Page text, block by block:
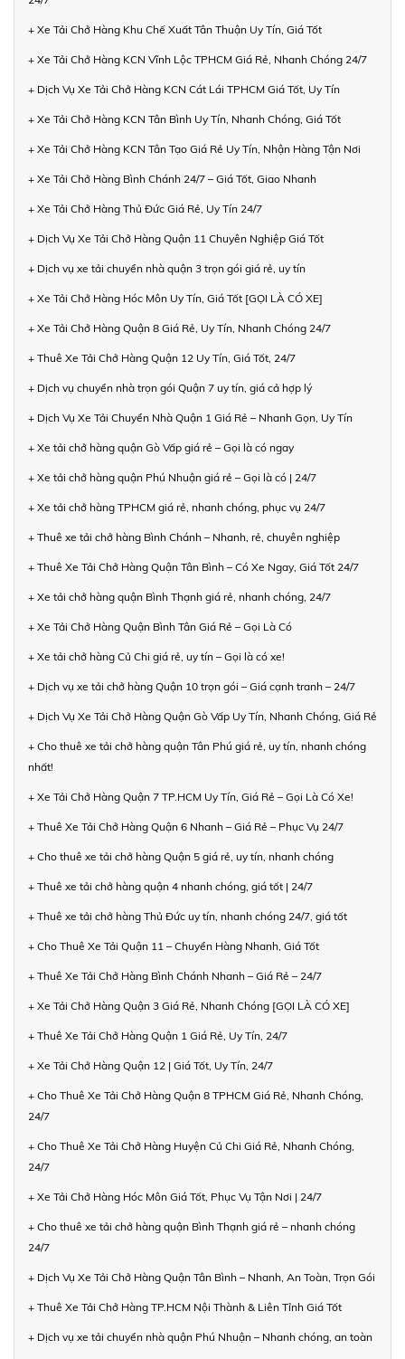
+ Xe Tải Chở Hàng Khu Chế Xuất Tân Thuận Uy Tín, Giá Tốt
+ Xe Tải Chở Hàng KCN Vĩnh Lộc TPHCM Giá Rẻ, Nhanh Chóng 24/7
+ Dịch Vụ Xe Tải Chở Hàng KCN Cát Lái TPHCM Giá Tốt, Uy Tín
+ Xe Tải Chở Hàng KCN Tân Bình Uy Tín, Nhanh Chóng, Giá Tốt
+ Xe Tải Chở Hàng KCN Tân Tạo Giá Rẻ Uy Tín, Nhận Hàng Tận Nơi
+ Xe Tải Chở Hàng Bình Chánh 24/7 – Giá Tốt, Giao Nhanh
+ Xe Tải Chở Hàng Thủ Đức Giá Rẻ, Uy Tín 24/7
+ Dịch Vụ Xe Tải Chở Hàng Quận 11 Chuyên Nghiệp Giá Tốt
+ Dịch vụ xe tải chuyển nhà quận 3 trọn gói giá rẻ, uy tín
+ Xe Tải Chở Hàng Hóc Môn Uy Tín, Giá Tốt [GỌI LÀ CÓ XE]
+ Xe Tải Chở Hàng Quận 8 Giá Rẻ, Uy Tín, Nhanh Chóng 24/7
+ Thuê Xe Tải Chở Hàng Quận 12 Uy Tín, Giá Tốt, 24/7
+ Dịch vụ chuyển nhà trọn gói Quận 7 uy tín, giá cả hợp lý
+ Dịch Vụ Xe Tải Chuyển Nhà Quận 1 Giá Rẻ – Nhanh Gọn, Uy Tín
+ Xe tải chở hàng quận Gò Vấp giá rẻ – Gọi là có ngay
+ Xe tải chở hàng quận Phú Nhuận giá rẻ – Gọi là có | 24/7
+ Xe tải chở hàng TPHCM giá rẻ, nhanh chóng, phục vụ 24/7
+ Thuê xe tải chở hàng Bình Chánh – Nhanh, rẻ, chuyên nghiệp
+ Thuê Xe Tải Chở Hàng Quận Tân Bình – Có Xe Ngay, Giá Tốt 24/7
+ Xe tải chở hàng quận Bình Thạnh giá rẻ, nhanh chóng, 24/7
+ Xe Tải Chở Hàng Quận Bình Tân Giá Rẻ – Gọi Là Có
+ Xe tải chở hàng Củ Chi giá rẻ, uy tín – Gọi là có xe!
+ Dịch vụ xe tải chở hàng Quận 10 trọn gói – Giá cạnh tranh – 24/7
+ Dịch Vụ Xe Tải Chở Hàng Quận Gò Vấp Uy Tín, Nhanh Chóng, Giá Rẻ
+ Cho thuê xe tải chở hàng quận Tân Phú giá rẻ, uy tín, nhanh chóng
nhất!
+ Xe Tải Chở Hàng Quận 7 TP.HCM Uy Tín, Giá Rẻ – Gọi Là Có Xe!
+ Thuê Xe Tải Chở Hàng Quận 6 Nhanh – Giá Rẻ – Phục Vụ 24/7
+ Cho thuê xe tải chở hàng Quận 5 giá rẻ, uy tín, nhanh chóng
+ Thuê xe tải chở hàng quận 4 nhanh chóng, giá tốt | 24/7
+ Thuê xe tải chở hàng Thủ Đức uy tín, nhanh chóng 24/7, giá tốt
+ Cho Thuê Xe Tải Quận 11 – Chuyển Hàng Nhanh, Giá Tốt
+ Thuê Xe Tải Chở Hàng Bình Chánh Nhanh – Giá Rẻ – 24/7
+ Xe Tải Chở Hàng Quận 3 Giá Rẻ, Nhanh Chóng [GỌI LÀ CÓ XE]
+ Thuê Xe Tải Chở Hàng Quận 1 Giá Rẻ, Uy Tín, 24/7
+ Xe Tải Chở Hàng Quận 12 | Giá Tốt, Uy Tín, 24/7
+ Cho Thuê Xe Tải Chở Hàng Quận 8 TPHCM Giá Rẻ, Nhanh Chóng,
24/7
+ Cho Thuê Xe Tải Chở Hàng Huyện Củ Chi Giá Rẻ, Nhanh Chóng,
24/7
+ Xe Tải Chở Hàng Hóc Môn Giá Tốt, Phục Vụ Tận Nơi | 24/7
+ Cho thuê xe tải chở hàng quận Bình Thạnh giá rẻ – nhanh chóng
24/7
+ Dịch Vụ Xe Tải Chở Hàng Quận Tân Bình – Nhanh, An Toàn, Trọn Gói
+ Thuê Xe Tải Chở Hàng TP.HCM Nội Thành & Liên Tỉnh Giá Tốt
+ Dịch vụ xe tải chuyển nhà quận Phú Nhuận – Nhanh chóng, an toàn